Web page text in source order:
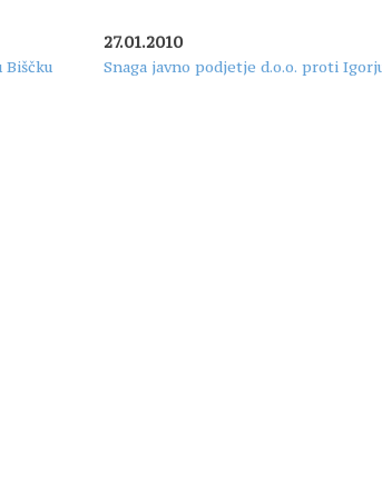
Biščku
27.01.2010
Snaga javno podjetje d.o.o. proti